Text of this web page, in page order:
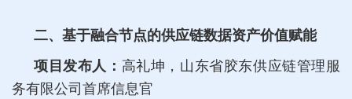
二、基于融合节点的供应链数据资产价值赋能
项目发布人： 高礼坤，山东省胶东供应链管理服
务有限公司首席信息官